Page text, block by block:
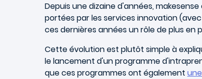
Depuis une dizaine d'années,
portées par les services innovation
ces dernières années un rôle de plus en
Cette évolution est plutôt simple à
le lancement d'un programme
que ces programmes ont également